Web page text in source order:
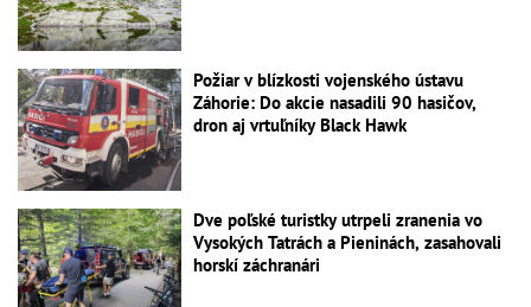
Požiar v blízkosti vojenského ústavu
Záhorie: Do akcie nasadili 90 hasičov,
dron aj vrtuľníky Black Hawk
Dve poľské turistky utrpeli zranenia vo
Vysokých Tatrách a Pieninách, zasahovali
horskí záchranári